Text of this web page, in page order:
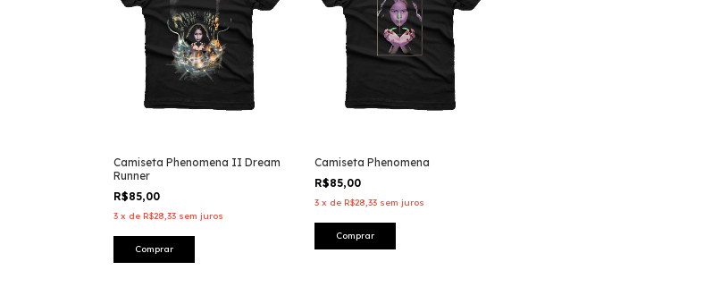
Camiseta Phenomena II Dream
Runner
R$85,00
3 x de R$28,33 sem juros
Comprar
Camiseta Phenomena
R$85,00
3 x de R$28,33 sem juros
Comprar